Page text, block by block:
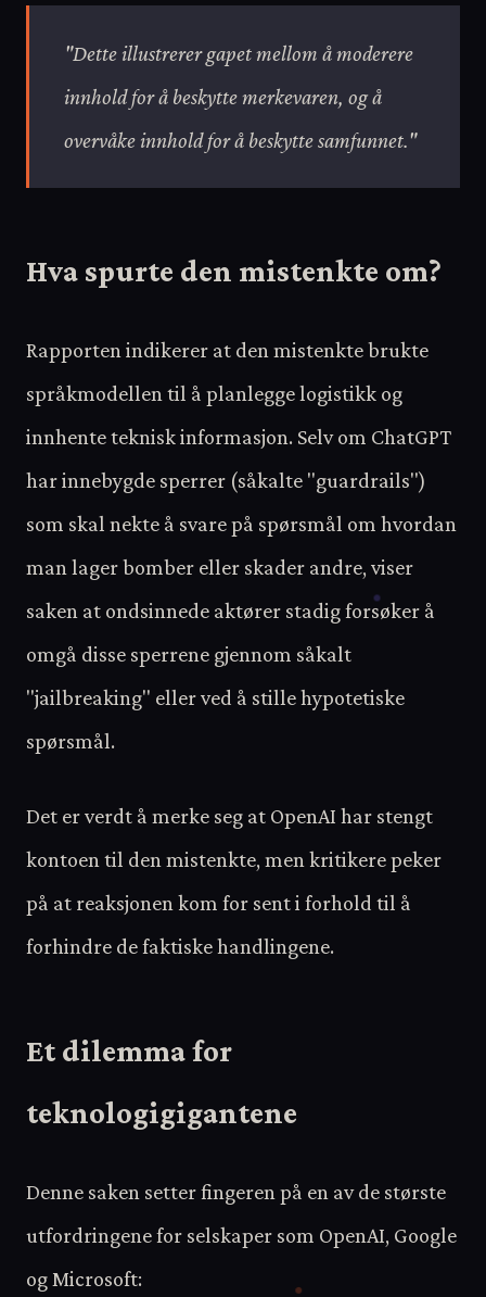
"Dette illustrerer gapet mellom å moderere
innhold for å beskytte merkevaren, og å
overvåke innhold for å beskytte samfunnet."
Hva spurte den mistenkte om?
Rapporten indikerer at den mistenkte brukte
språkmodellen til å planlegge logistikk og
innhente teknisk informasjon. Selv om ChatGPT
har innebygde sperrer (såkalte "guardrails")
som skal nekte å svare på spørsmål om hvordan
man lager bomber eller skader andre, viser
saken at ondsinnede aktører stadig forsøker å
omgå disse sperrene gjennom såkalt
"jailbreaking" eller ved å stille hypotetiske
spørsmål.
Det er verdt å merke seg at OpenAI har stengt
kontoen til den mistenkte, men kritikere peker
på at reaksjonen kom for sent i forhold til å
forhindre de faktiske handlingene.
Et dilemma for
teknologigigantene
Denne saken setter fingeren på en av de største
utfordringene for selskaper som OpenAI, Google
og Microsoft: